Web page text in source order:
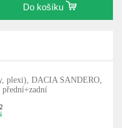
Do košíku
plexi), DACIA SANDERO,